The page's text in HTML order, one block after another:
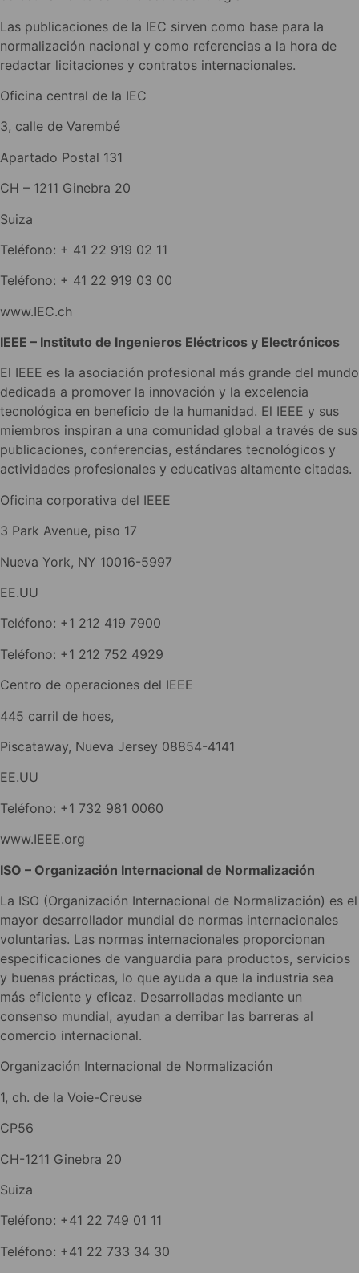
Las publicaciones de la IEC sirven como base para la
normalización nacional y como referencias a la hora de
redactar licitaciones y contratos internacionales.
Oficina central de la IEC
3, calle de Varembé
Apartado Postal 131
CH – 1211 Ginebra 20
Suiza
Teléfono: + 41 22 919 02 11
Teléfono: + 41 22 919 03 00
www.IEC.ch
IEEE – Instituto de Ingenieros Eléctricos y Electrónicos
El IEEE es la asociación profesional más grande del mundo
dedicada a promover la innovación y la excelencia
tecnológica en beneficio de la humanidad. El IEEE y sus
miembros inspiran a una comunidad global a través de sus
publicaciones, conferencias, estándares tecnológicos y
actividades profesionales y educativas altamente citadas.
Oficina corporativa del IEEE
3 Park Avenue, piso 17
Nueva York, NY 10016-5997
EE.UU
Teléfono: +1 212 419 7900
Teléfono: +1 212 752 4929
Centro de operaciones del IEEE
445 carril de hoes,
Piscataway, Nueva Jersey 08854-4141
EE.UU
Teléfono: +1 732 981 0060
www.IEEE.org
ISO – Organización Internacional de Normalización
La ISO (Organización Internacional de Normalización) es el
mayor desarrollador mundial de normas internacionales
voluntarias. Las normas internacionales proporcionan
especificaciones de vanguardia para productos, servicios
y buenas prácticas, lo que ayuda a que la industria sea
más eficiente y eficaz. Desarrolladas mediante un
consenso mundial, ayudan a derribar las barreras al
comercio internacional.
Organización Internacional de Normalización
1, ch. de la Voie-Creuse
CP56
CH-1211 Ginebra 20
Suiza
Teléfono: +41 22 749 01 11
Teléfono: +41 22 733 34 30